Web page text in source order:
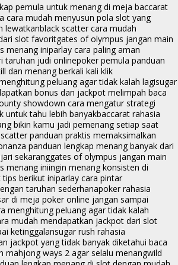
pemula untuk menang di meja baccarat
cara mudah menyusun pola slot yang
lewatkanblack scatter cara mudah
slot favoritgates of olympus jangan main
menang iniparlay cara paling aman
taruhan judi onlinepoker pemula panduan
dan menang berkali kali klik
peluang agar tidak kalah lagisugar
bonus dan jackpot melimpah baca
showdown cara mengatur strategi
untuk tahu lebih banyakbaccarat rahasia
bikin kamu jadi pemenang setiap saat
panduan praktis memaksimalkan
panduan lengkap menang banyak dari
sekaranggates of olympus jangan main
menang iniingin menang konsisten di
berikut iniparlay cara pintar
taruhan sederhanapoker rahasia
di meja poker online jangan sampai
menghitung peluang agar tidak kalah
mudah mendapatkan jackpot dari slot
ketinggalansugar rush rahasia
jackpot yang tidak banyak diketahui baca
mahjong ways 2 agar selalu menangwild